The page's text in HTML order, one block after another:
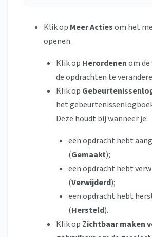
Klik op Meer Actiesom het
openen.
Klik op Herordenenom
de opdrachten te
Klik op
het
Deze houdt bij wanneer je:
een opdracht hebt
(Gemaakt);
een opdracht hebt
(Verwijderd);
een opdracht hebt
(Hersteld).
Klik op Zichtbaar maken